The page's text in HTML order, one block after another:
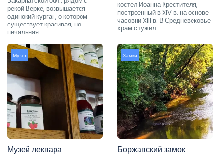
рекой Верке, возвышается
одинокий курган, о котором
существует красивая, но
печальная
костел Иоанна Крестителя,
построенный в XIV в. на основе
часовни XIII в. В Средневековье
храм служил
Музеї
Музей леквара
Замки
Боржавский замок